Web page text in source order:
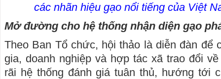
các nhãn hiệu gạo nổi tiếng của Việt
Mở đường cho hệ thống nhận diện gạo
Theo Ban Tổ chức, hội thảo là diễn đàn để
gia, doanh nghiệp và hợp tác xã trao đổi
rãi hệ thống đánh giá tuân thủ, hướng tới